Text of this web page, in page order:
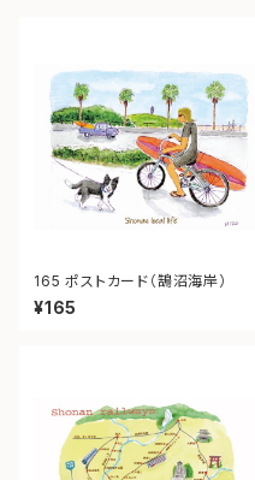
165 ポストカード（鵠沼海岸）
¥165